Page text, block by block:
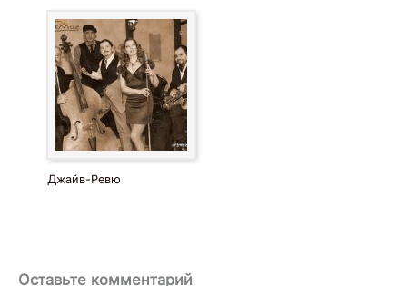
Джайв-Ревю
Оставьте комментарий